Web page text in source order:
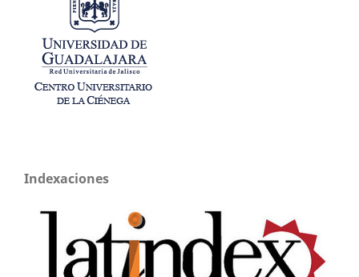
Indexaciones